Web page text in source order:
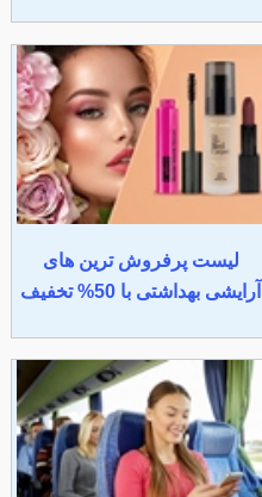
لیست پرفروش ترین های
آرایشی بهداشتی با 50% تخفیف